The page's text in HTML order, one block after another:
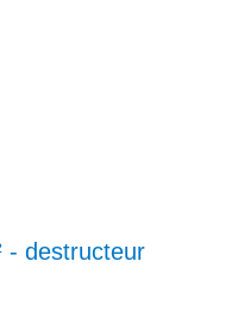
- destructeur